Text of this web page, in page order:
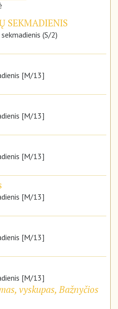
SEKMADIENIS
(S/2)
[M/13]
[M/13]
[M/13]
[M/13]
[M/13]
[M/13]
vyskupas, Bažnyčios